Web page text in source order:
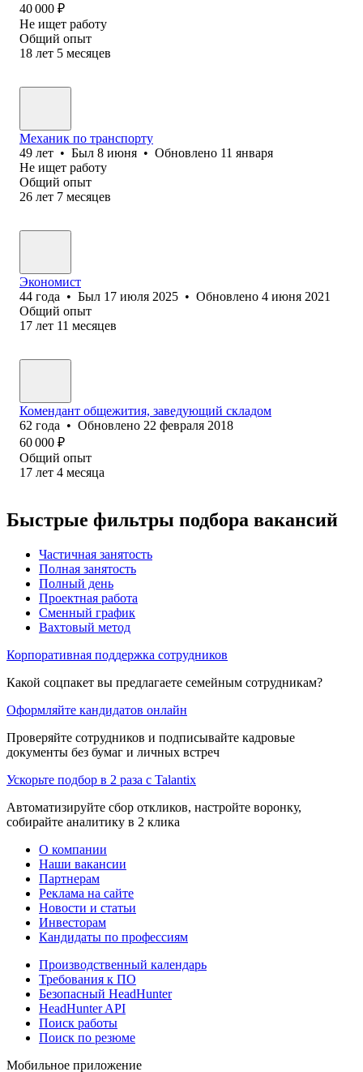
40 000 ₽
Не ищет работу
Общий опыт
18 лет 5 месяцев
Механик по транспорту
49 лет • Был 8 июня • Обновлено 11 января
Не ищет работу
Общий опыт
26 лет 7 месяцев
Экономист
44 года • Был 17 июля 2025 • Обновлено 4 июня 2021
Общий опыт
17 лет 11 месяцев
Комендант общежития, заведующий складом
62 года • Обновлено 22 февраля 2018
60 000 ₽
Общий опыт
17 лет 4 месяца
Быстрые фильтры подбора вакансий
Частичная занятость
Полная занятость
Полный день
Проектная работа
Сменный график
Вахтовый метод
Корпоративная поддержка сотрудников
Какой соцпакет вы предлагаете семейным сотрудникам?
Оформляйте кандидатов онлайн
Проверяйте сотрудников и подписывайте кадровые
документы без бумаг и личных встреч
Ускорьте подбор в 2 раза с Talantix
Автоматизируйте сбор откликов, настройте воронку,
собирайте аналитику в 2 клика
О компании
Наши вакансии
Партнерам
Реклама на сайте
Новости и статьи
Инвесторам
Кандидаты по профессиям
Производственный календарь
Требования к ПО
Безопасный HeadHunter
HeadHunter API
Поиск работы
Поиск по резюме
Мобильное приложение